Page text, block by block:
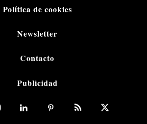
Política de cookies
Newsletter
Contacto
Publicidad